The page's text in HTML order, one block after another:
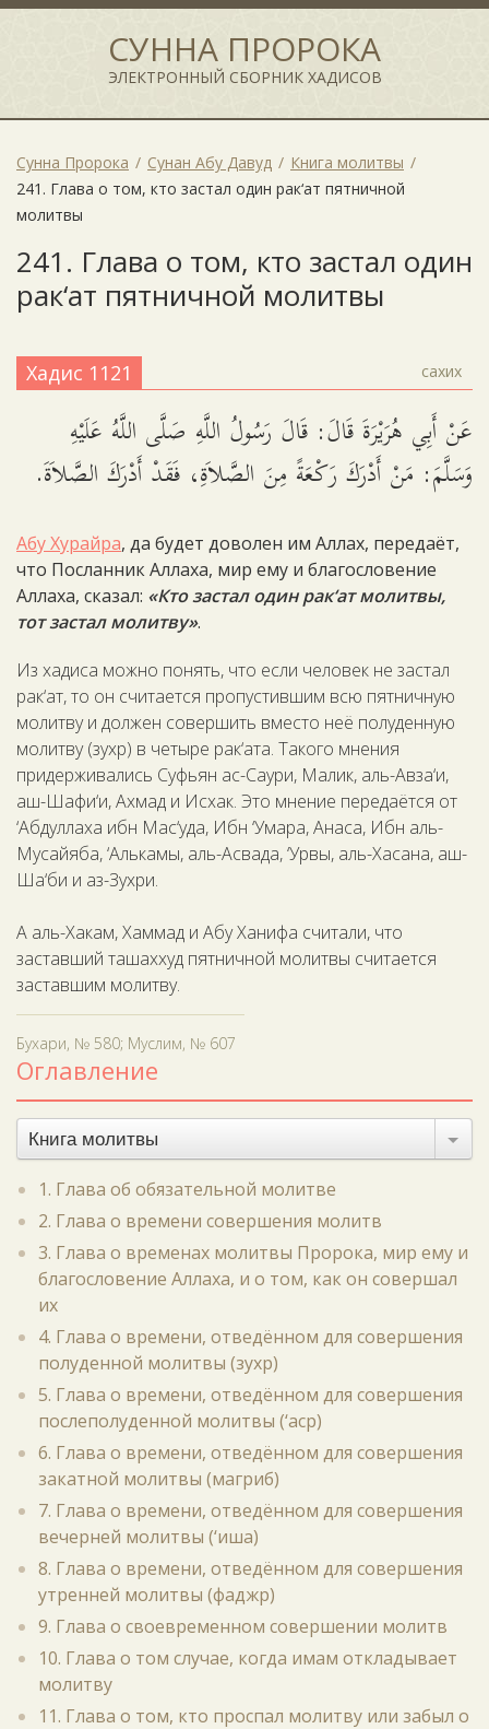
СУННА ПРОРОКА
ЭЛЕКТРОННЫЙ СБОРНИК ХАДИСОВ
Сунна Пророка Сунан Абу Давуд
Книга молитвы
241. Глава о том, кто застал один рак‘ат пятничной
молитвы
241. Глава о том, кто застал один
рак‘ат пятничной молитвы
Хадис 1121 сахих
عَنْ أَبِي هُرَيْرَةَ قَالَ: قَالَ رَسُولُ اللَّهِ صَلَّى اللَّهُ عَلَيْهِ
وَسَلَّمَ: مَنْ أَدْرَكَ رَكْعَةً مِنَ الصَّلاَةِ، فَقَدْ أَدْرَكَ الصَّلاَةَ.
Абу Хурайра, да будет доволен им Аллах, передаёт,
что Посланник Аллаха, мир ему и благословение
Аллаха, сказал: «Кто застал один рак‘ат молитвы,
тот застал молитву».
Из хадиса можно понять, что если человек не застал
рак‘ат, то он считается пропустившим всю пятничную
молитву и должен совершить вместо неё полуденную
молитву (зухр) в четыре рак‘ата. Такого мнения
придерживались Суфьян ас-Саури, Малик, аль-Авза‘и,
аш-Шафи‘и, Ахмад и Исхак. Это мнение передаётся от
‘Абдуллаха ибн Мас‘уда, Ибн ‘Умара, Анаса, Ибн аль-
Мусайяба, ‘Алькамы, аль-Асвада, ‘Урвы, аль-Хасана, аш-
Ша‘би и аз-Зухри.
А аль-Хакам, Хаммад и Абу Ханифа считали, что
заставший ташаххуд пятничной молитвы считается
заставшим молитву.
Бухари, № 580; Муслим, № 607
Оглавление
Книга молитвы
1. Глава об обязательной молитве
2. Глава о времени совершения молитв
3. Глава о временах молитвы Пророка, мир ему и
благословение Аллаха, и о том, как он совершал
их
4. Глава о времени, отведённом для совершения
полуденной молитвы (зухр)
5. Глава о времени, отведённом для совершения
послеполуденной молитвы (‘аср)
6. Глава о времени, отведённом для совершения
закатной молитвы (магриб)
7. Глава о времени, отведённом для совершения
вечерней молитвы (‘иша)
8. Глава о времени, отведённом для совершения
утренней молитвы (фаджр)
9. Глава о своевременном совершении молитв
10. Глава о том случае, когда имам откладывает
молитву
11. Глава о том, кто проспал молитву или забыл о